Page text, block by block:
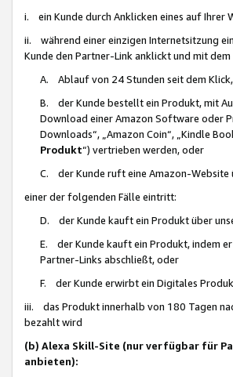
i. ein Kunde durch Anklicken eines auf Ihrer
ii. während einer einzigen Internetsitzung
Kunde den Partner-Link anklickt und mit
A. Ablauf von 24 Stunden seit dem Klick,
B. der Kunde bestellt ein Produkt, mit
Download einer Amazon Software oder
Downloads“, „Amazon Coin“, „Kindle
Produkt“) vertrieben werden, oder
C. der Kunde ruft eine Amazon-Website
einer der folgenden Fälle eintritt:
D. der Kunde kauft ein Produkt über
E. der Kunde kauft ein Produkt, indem er
Partner-Links abschließt, oder
F. der Kunde erwirbt ein Digitales
iii. das Produkt innerhalb von 180 Tagen
bezahlt wird
(b) Alexa Skill-Site (nur verfügbar für
anbieten):